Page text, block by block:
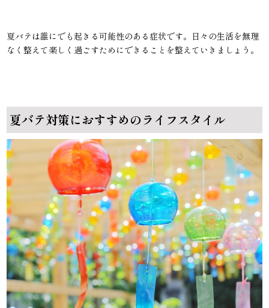
夏バテは誰にでも起きる可能性のある症状です。日々の生活を無理
なく整えて楽しく過ごすためにできることを整えていきましょう。
夏バテ対策におすすめのライフスタイル